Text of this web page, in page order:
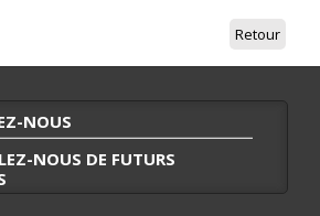
Retour
NOUS
NOUS DE FUTURS